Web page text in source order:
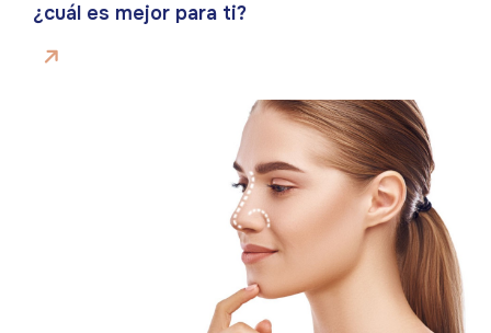
¿cuál es mejor para ti?